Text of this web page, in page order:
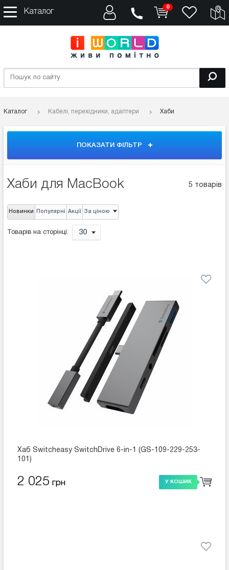
Каталог
0
Каталог Кабелі, перехідники, адаптери Хаби
ПОКАЗАТИ ФІЛЬТР
Хаби для MacBook 5 товарів
Новинки Популярні Акції За ціною
Товарів на сторінці: 30
Хаб Switcheasy SwitchDrive 6-in-1 (GS-109-229-253-
101)
2 025 грн У КОШИК